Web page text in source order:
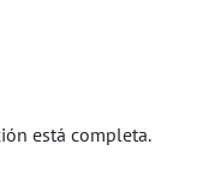
está completa.